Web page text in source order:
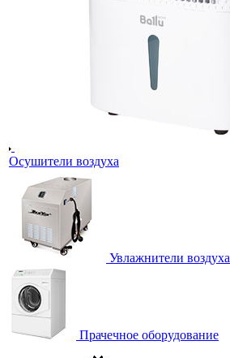
Осушители воздуха
Увлажнители воздуха
Прачечное оборудование